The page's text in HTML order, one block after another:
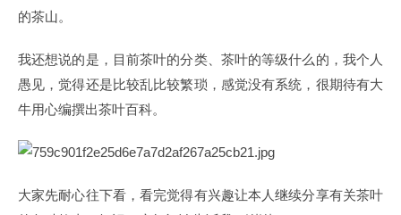
的茶山。
我还想说的是，目前茶叶的分类、茶叶的等级什么的，我个人
愚见，觉得还是比较乱比较繁琐，感觉没有系统，很期待有大
牛用心编撰出茶叶百科。
大家先耐心往下看，看完觉得有兴趣让本人继续分享有关茶叶